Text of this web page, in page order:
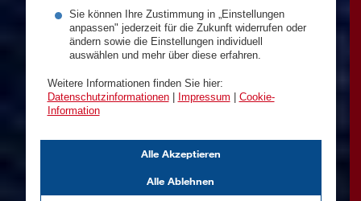
Sie können Ihre Zustimmung in „Einstellungen
anpassen" jederzeit für die Zukunft widerrufen oder
ändern sowie die Einstellungen individuell
auswählen und mehr über diese erfahren.
Weitere Informationen finden Sie hier:
Datenschutzinformationen| Impressum
Cookie-
Information
Alle Ablehnen
Alle Akzeptieren